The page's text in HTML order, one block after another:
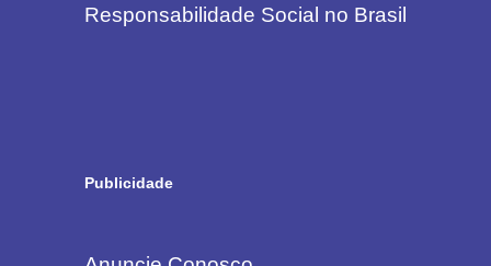
Responsabilidade Social no Brasil
Publicidade